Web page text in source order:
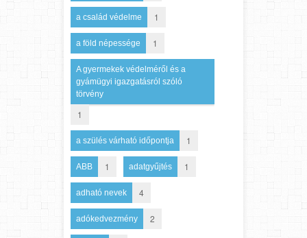
a család védelme 1
a föld népessége 1
A gyermekek védelméről és a
gyámügyi igazgatásról szóló
törvény
1
a szülés várható időpontja 1
ABB 1 adatgyűjtés 1
adható nevek 4
adókedvezmény 2